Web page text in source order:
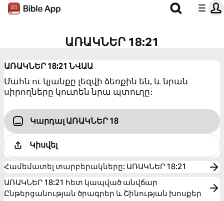
ԱՌԱԿՆԵՐ 18:21
ԱՌԱԿՆԵՐ 18:21 ՆՎԱԱ
Մահն ու կյանքը լեզվի ձեռքին են, և նրան
սիրողները կուտեն նրա պտուղը։
Կարդալ ԱՌԱԿՆԵՐ 18
Կիսվել
Համեմատել տարբերակները: ԱՌԱԿՆԵՐ 18:21
ԱՌԱԿՆԵՐ 18:21 հետ կապված անվճար
Ընթերցանության ծրագրեր և Շինության խոսքեր